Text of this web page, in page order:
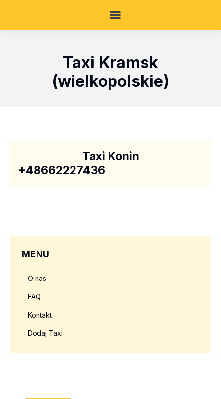
Taxi Kramsk
(wielkopolskie)
Taxi Konin
+48662227436
MENU
O nas
FAQ
Kontakt
Dodaj Taxi